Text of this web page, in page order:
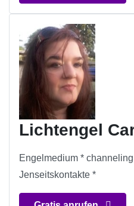
Lichtengel
Engelmedium *
Jenseitskontakte *